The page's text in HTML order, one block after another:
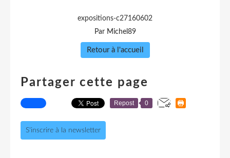
expositions-c27160602
Par Michel89
Retour à l'accueil
Partager cette page
Repost 0
S'inscrire à la newsletter